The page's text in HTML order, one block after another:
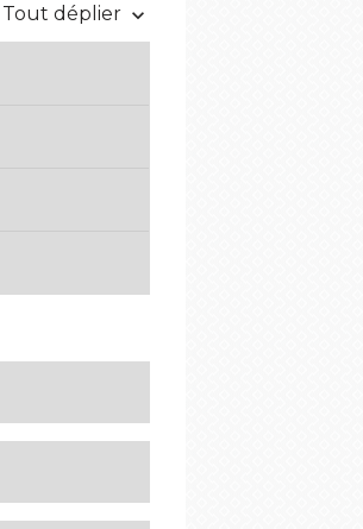
Tout déplier keyboard_arrow_down